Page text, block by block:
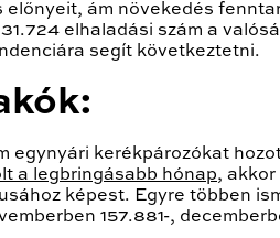
ám növekedés
elhaladási szám a
segít következtetni.
kerékpározókat
a legbringásabb hónap, akkor
képest. Egyre többen
157.881-,